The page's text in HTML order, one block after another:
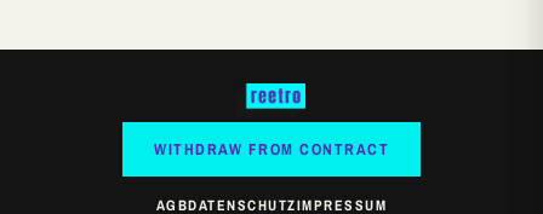
WITHDRAW FROM CONTRACT
AGBDATENSCHUTZIMPRESSUM